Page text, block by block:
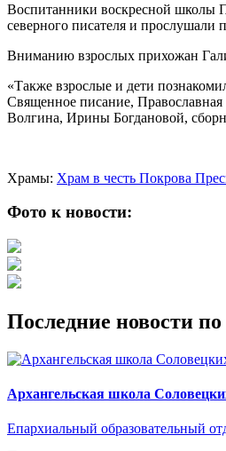
Воспитанники воскресной школы
северного писателя и
Вниманию взрослых прихожан
«Также взрослые и дети
Священное писание,
Волгина, Ирины Богдановой,
Храмы: Храм в честь Покрова
Фото к новости:
Последние новости
Архангельская школа
Епархиальный образовательный